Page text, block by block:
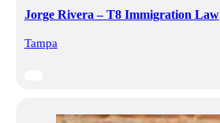
Jorge Rivera – T8 Immigration Law
Tampa